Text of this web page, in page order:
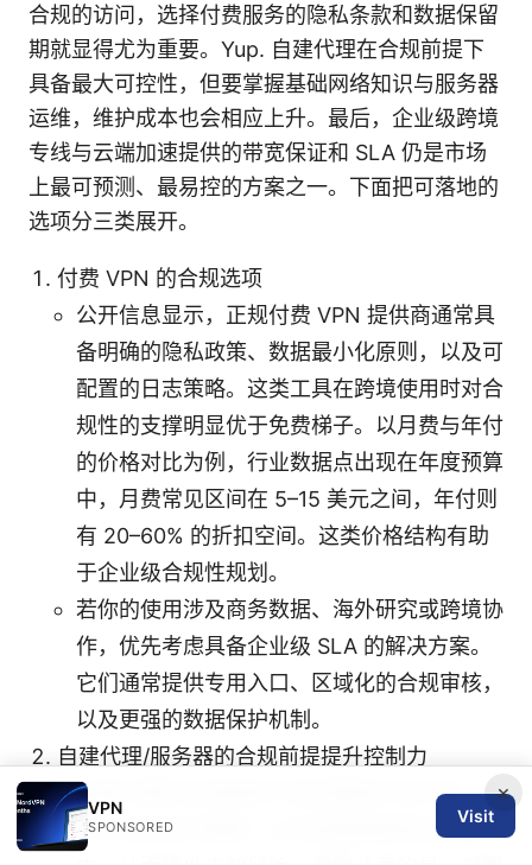
合规的访问，选择付费服务的隐私条款和数据保留
期就显得尤为重要。Yup. 自建代理在合规前提下
具备最大可控性，但要掌握基础网络知识与服务器
运维，维护成本也会相应上升。最后，企业级跨境
专线与云端加速提供的带宽保证和 SLA 仍是市场
上最可预测、最易控的方案之一。下面把可落地的
选项分三类展开。
付费 VPN 的合规选项
公开信息显示，正规付费 VPN 提供商通常具
备明确的隐私政策、数据最小化原则，以及可
配置的日志策略。这类工具在跨境使用时对合
规性的支撑明显优于免费梯子。以月费与年付
的价格对比为例，行业数据点出现在年度预算
中，月费常见区间在 5–15 美元之间，年付则
有 20–60% 的折扣空间。这类价格结构有助
于企业级合规性规划。
若你的使用涉及商务数据、海外研究或跨境协
作，优先考虑具备企业级 SLA 的解决方案。
它们通常提供专用入口、区域化的合规审核，
以及更强的数据保护机制。
自建代理/服务器的合规前提提升控制力
自建代理在合规框架下能显著提升控件性。你
可以设定访问策略、日志保留期限和区域路
×
VPN
SPONSORED
Visit